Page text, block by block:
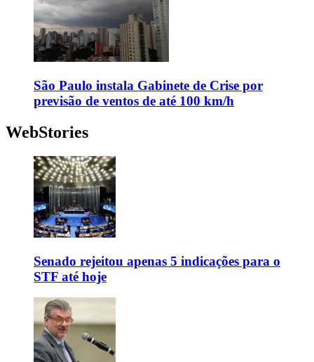
São Paulo instala Gabinete de Crise por
previsão de ventos de até 100 km/h
WebStories
Senado rejeitou apenas 5 indicações para o
STF até hoje